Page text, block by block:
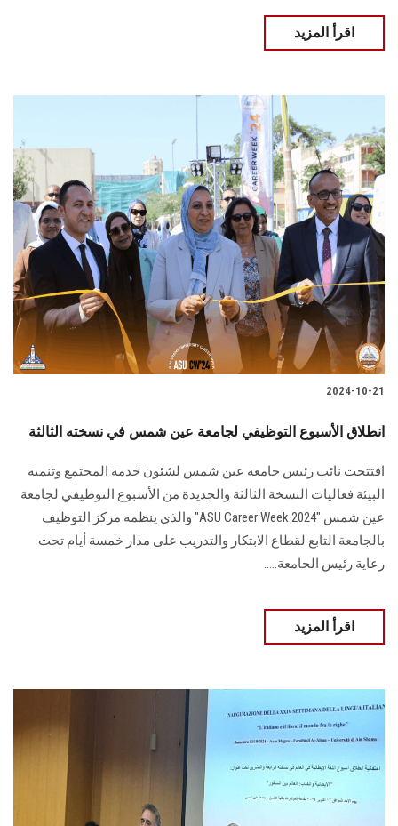
اقرأ المزيد
2024-10-21
انطلاق الأسبوع التوظيفي لجامعة عين شمس في نسخته الثالثة
افتتحت نائب رئيس جامعة عين شمس لشئون خدمة المجتمع وتنمية
البيئة فعاليات النسخة الثالثة والجديدة من الأسبوع التوظيفي لجامعة
عين شمس "ASU Career Week 2024" والذي ينظمه مركز التوظيف
بالجامعة التابع لقطاع الابتكار والتدريب على مدار خمسة أيام تحت
رعاية رئيس الجامعة.....
اقرأ المزيد